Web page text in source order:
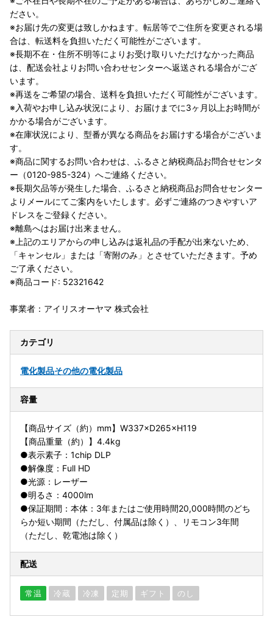
ださい。
※お届け先の変更は致しかねます。転居等でご住所を変更される場
合は、転送料を負担いただく可能性がございます。
※長期不在・住所不明等によりお受け取りいただけなかった商品
は、配送会社よりお問い合わせセンターへ返送される場合がござ
います。
※再送をご希望の場合、送料を負担いただく可能性がございます。
※入荷やお申し込み状況により、お届けまでに3ヶ月以上お時間が
かかる場合がございます。
※在庫状況により、型番が異なる商品をお届けする場合がございま
す。
※商品に関するお問い合わせは、ふるさと納税商品お問合せセンタ
ー（0120-985-324）へご連絡ください。
※長期欠品等が発生した場合、ふるさと納税商品お問合せセンター
よりメールにてご案内をいたします。必ずご連絡のつきやすいア
ドレスをご登録ください。
※離島へはお届け出来ません。
※上記のエリアからの申し込みは返礼品の手配が出来ないため、
「キャンセル」または「寄附のみ」とさせていただきます。予め
ご了承ください。
※商品コード: 52321642
事業者：アイリスオーヤマ 株式会社
カテゴリ
電化製品その他の電化製品
容量
【商品サイズ（約）mm】W337×D265×H119
【商品重量（約）】4.4kg
●表示素子：1chip DLP
●解像度：Full HD
●光源：レーザー
●明るさ：4000lm
●保証期間：本体：3年またはご使用時間20,000時間のどち
らか短い期間（ただし、付属品は除く）、リモコン3年間
（ただし、乾電池は除く）
配送
常温 冷蔵 冷凍 定期 ギフト のし